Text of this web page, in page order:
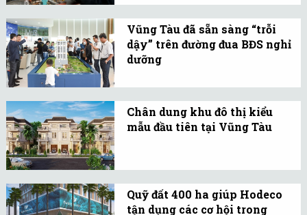
Các công ty đóng tàu và
các nhóm vận tải đường
biển chuẩn bị niêm yết cổ
phiếu khi nhu cầu tăng
vọt sau COVID-19.
Vũng Tàu đã sẵn sàng “trỗi
dậy” trên đường đua BĐS nghỉ
dưỡng
tầng phát triển vượt bậc,
Vũng Tàu sẽ tiếp tục “trỗi
nghỉ dưỡng.
Chân dung khu đô thị kiểu
mẫu đầu tiên tại Vũng Tàu
12, thành phố Vũng Tàu
để tìm hiểu dự án La Vida
Quỹ đất 400 ha giúp Hodeco
tận dụng các cơ hội trong